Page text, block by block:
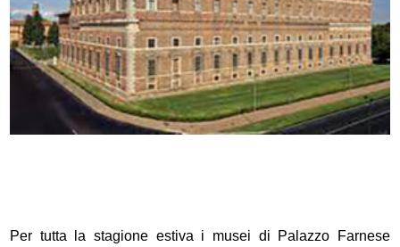
Per tutta la stagione estiva i musei di Palazzo Farnese